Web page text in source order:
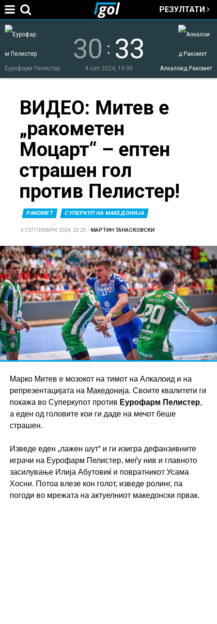
РЕЗУЛТАТИ
Еурофарм Пелистер Алкалоид Ракомет
30 : 33
4 сеп 2024, 19:00
ВИДЕО: Митев е
„ракометен
Моцарт“ – ептен
страшен гол
против Пелистер!
РАКОМЕТ СУПЕРКУП НА МАКЕДОНИЈА
4 СЕПТЕМВРИ 2024, 20:25 • МАРТИН ТАНАСКОВСКИ
Марко Митев е мозокот на тимот на Алкалоид и на
репрезентацијата на Македонија. Своите квалитети ги
покажа во Суперкупот против Еурофарм Пелистер,
а еден од головите кои ги даде на мечот беше
страшен.
Изведе еден „лажен шут“ и ги изигра дефанзивните
играчи на Еурофарм Пелистер, меѓу нив и главното
засилување Илија Абутовиќ и повратникот Усама
Хосни. Потоа влезе кон голот, изведе ролинг, па
погоди во мрежата на актуелниот македонски првак.